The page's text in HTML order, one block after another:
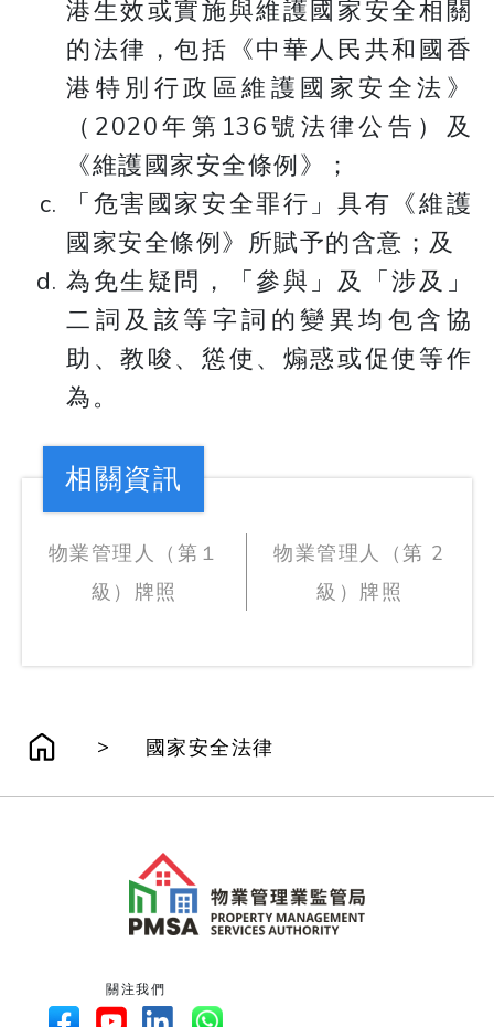
港生效或實施與維護國家安全相關
的法律，包括《中華人民共和國香
港特別行政區維護國家安全法》
（2020年第136號法律公告）及
《維護國家安全條例》；
「危害國家安全罪行」具有《維護
國家安全條例》所賦予的含意；及
為免生疑問，「參與」及「涉及」
二詞及該等字詞的變異均包含協
助、教唆、慫使、煽惑或促使等作
為。
物業管理人（第１
級）牌照
物業管理人（第 2
級）牌照
相關資訊
> 國家安全法律
關注我們